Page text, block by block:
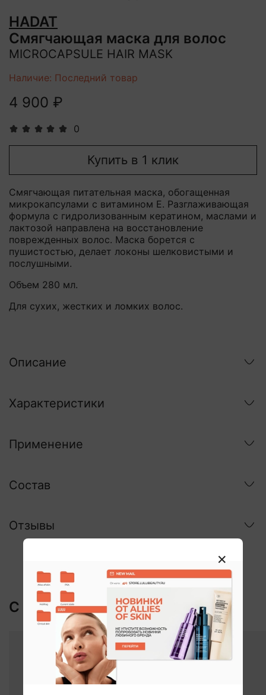
0
HADAT
Смягчающая маска для волос
MICROCAPSULE HAIR MASK
Наличие: Последний товар
4 900 ₽
Купить в 1 клик
Смягчающая питательная маска, обогащенная
микрокапсулами с витамином Е. Разглаживающая
формула с гидролизованным кератином, маслами и
лактозой направлена на восстановление
поврежденных волос. Маска борется с
пушистостью, делает локоны шелковистыми и
послушными.
Объем 280 мл.
Для сухих, жестких и ломких волос.
Описание
Характеристики
Применение
Состав
Отзывы
С этим покупают: